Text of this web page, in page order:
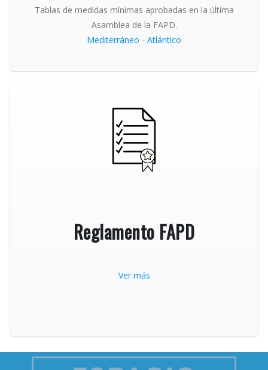
Tablas de medidas mínimas aprobadas en la última
Asamblea de la FAPD.
Mediterráneo - Atlántico
Reglamento FAPD
Ver más